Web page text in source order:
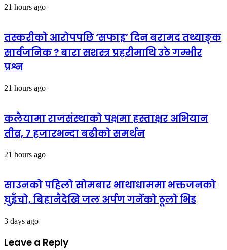
21 hours ago
तस्करीको आरोपपछि ‘सफाइ’ दिन बरामद तथ्याङ्क
सार्वजनिक ? बारा सशस्त्र प्रहरीमाथि उठे गम्भीर
प्रश्न
21 hours ago
कलैयामा राजसंस्थाको पक्षमा हस्ताक्षर अभियान
तीव्र, ७ हजारभन्दा बढीको समर्थन
21 hours ago
साउनको पहिलो सोमबार भाथाधाममा भक्तजनको
घुइँचो, बिहानैदेखि जल अर्पण गर्नेको ठूलो भिड
3 days ago
Leave a Reply